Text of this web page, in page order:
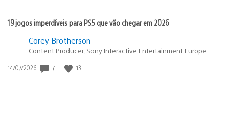
19 jogos imperdíveis para PS5 que vão chegar em 2026
Corey Brotherson
Content Producer, Sony Interactive Entertainment Europe
Data
14/07/2026 7 13